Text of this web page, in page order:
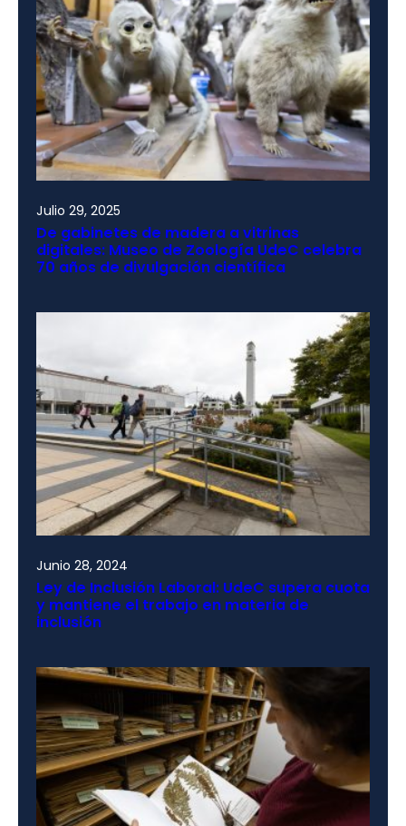
Julio 29, 2025
De gabinetes de madera a vitrinas
digitales: Museo de Zoología UdeC celebra
70 años de divulgación científica
Junio 28, 2024
Ley de Inclusión Laboral: UdeC supera cuota
y mantiene el trabajo en materia de
inclusión